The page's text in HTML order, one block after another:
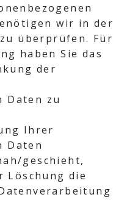
wir in der
überprüfen. Für
haben Sie das
der
Daten zu
Ihrer
Daten
geschieht,
Löschung die